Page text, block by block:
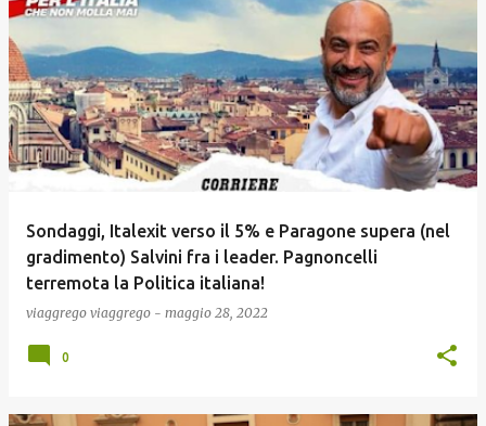
Sondaggi, Italexit verso il 5% e Paragone supera (nel
gradimento) Salvini fra i leader. Pagnoncelli
terremota la Politica italiana!
viaggrego viaggrego - maggio 28, 2022
0